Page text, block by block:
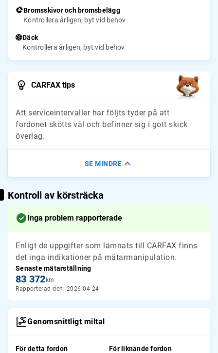
Bromsskivor och bromsbelägg
Kontrollera årligen, byt vid behov
Däck
Kontrollera årligen, byt vid behov
CARFAX tips
Att serviceintervaller har följts tyder på att
fordonet skötts väl och befinner sig i gott skick
överlag.
SE MINDRE
Kontroll av körsträcka
Inga problem rapporterade
Enligt de uppgifter som lämnats till CARFAX finns
det inga indikationer på mätarmanipulation.
Senaste mätarställning
83 372 km
Rapporterad den: 2026-04-24
Genomsnittligt miltal
För detta fordon För liknande fordon